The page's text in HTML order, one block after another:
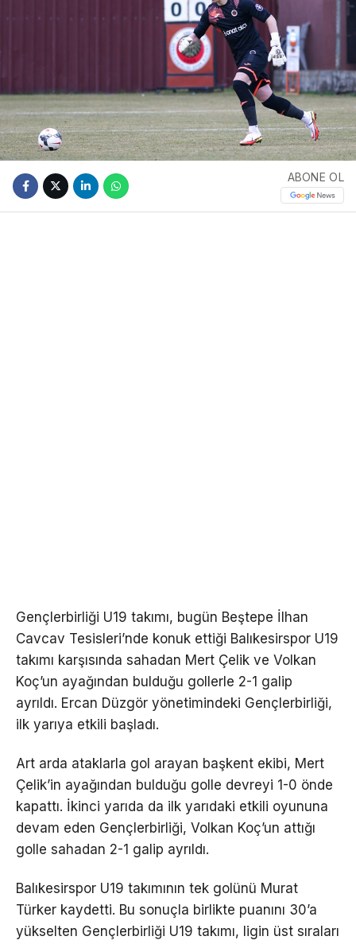
ABONE OL
Gençlerbirliği U19 takımı, bugün Beştepe İlhan
Cavcav Tesisleri’nde konuk ettiği Balıkesirspor U19
takımı karşısında sahadan Mert Çelik ve Volkan
Koç’un ayağından bulduğu gollerle 2-1 galip
ayrıldı. Ercan Düzgör yönetimindeki Gençlerbirliği,
ilk yarıya etkili başladı.
Art arda ataklarla gol arayan başkent ekibi, Mert
Çelik’in ayağından bulduğu golle devreyi 1-0 önde
kapattı. İkinci yarıda da ilk yarıdaki etkili oyununa
devam eden Gençlerbirliği, Volkan Koç’un attığı
golle sahadan 2-1 galip ayrıldı.
Balıkesirspor U19 takımının tek golünü Murat
Türker kaydetti. Bu sonuçla birlikte puanını 30’a
yükselten Gençlerbirliği U19 takımı, ligin üst sıraları